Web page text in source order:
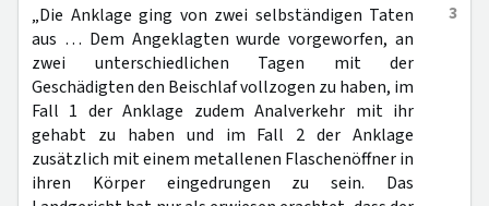
3
„Die Anklage ging von zwei selbständigen Taten
aus … Dem Angeklagten wurde vorgeworfen, an
zwei unterschiedlichen Tagen mit der
Geschädigten den Beischlaf vollzogen zu haben, im
Fall 1 der Anklage zudem Analverkehr mit ihr
gehabt zu haben und im Fall 2 der Anklage
zusätzlich mit einem metallenen Flaschenöffner in
ihren Körper eingedrungen zu sein. Das